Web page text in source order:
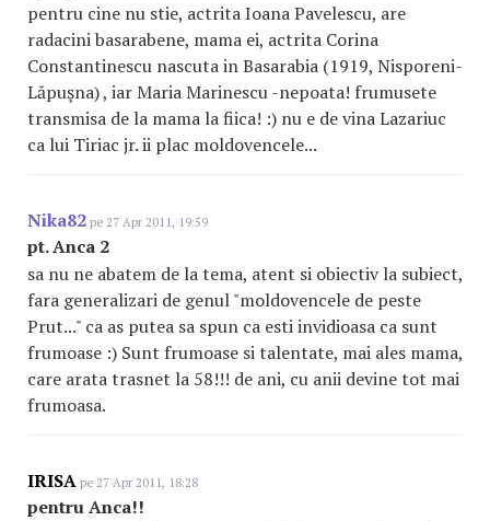
pentru cine nu stie, actrita Ioana Pavelescu, are
radacini basarabene, mama ei, actrita Corina
Constantinescu nascuta in Basarabia (1919, Nisporeni-
Lăpuşna) , iar Maria Marinescu -nepoata! frumusete
transmisa de la mama la fiica! :) nu e de vina Lazariuc
ca lui Tiriac jr. ii plac moldovencele...
Nika82 pe 27 Apr 2011, 19:59
pt. Anca 2
sa nu ne abatem de la tema, atent si obiectiv la subiect,
fara generalizari de genul "moldovencele de peste
Prut..." ca as putea sa spun ca esti invidioasa ca sunt
frumoase :) Sunt frumoase si talentate, mai ales mama,
care arata trasnet la 58!!! de ani, cu anii devine tot mai
frumoasa.
IRISA pe 27 Apr 2011, 18:28
pentru Anca!!